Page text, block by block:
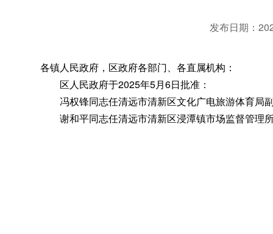
发布日期：
各镇人民政府 ， 区政府各部门、各直属机构：
区人民政府于2025年5月6日批准：
冯权锋同志任清远市清新区文化广电旅游体育局
谢和平同志任清远市清新区浸潭镇市场监督管理